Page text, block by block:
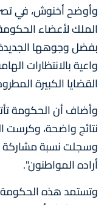
وأوضح أخنوش، في
الملك لأعضاء
بفضل وجوهها
واعية بالانتظارات
القضايا الكبيرة
وأضاف أن الحكومة
نتائج واضحة، وكرست
وسجلت نسبة مشاركة
أراده المواطنون".
وتستمد هذه الحكومة